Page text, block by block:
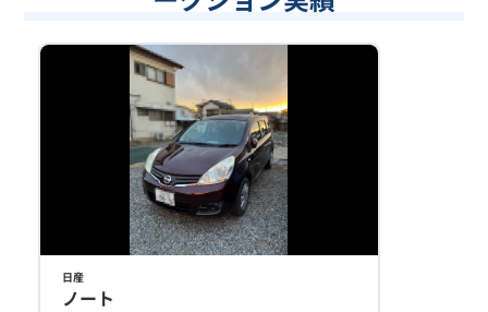
日産
ノート